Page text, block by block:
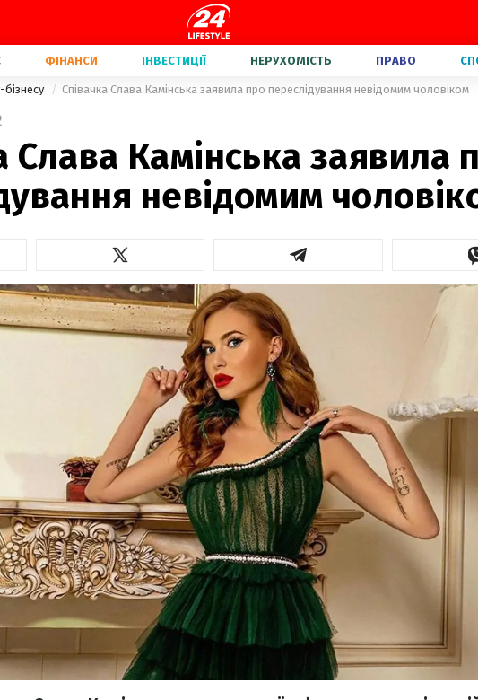
ФІНАНСИ ІНВЕСТИЦІЇ НЕРУХОМІСТЬ ПРАВО
Співачка Слава Камінська заявила про переслідування невідомим чоловіком
Слава Камінська заявила
невідомим